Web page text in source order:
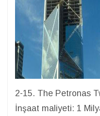
2-15. The Petronas
İnşaat maliyeti: 1